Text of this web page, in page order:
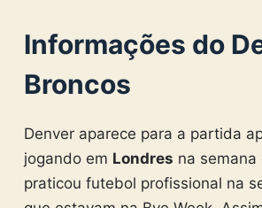
Informações do
Broncos
Denver aparece para a partida
jogando em Londres na
praticou futebol profissional na